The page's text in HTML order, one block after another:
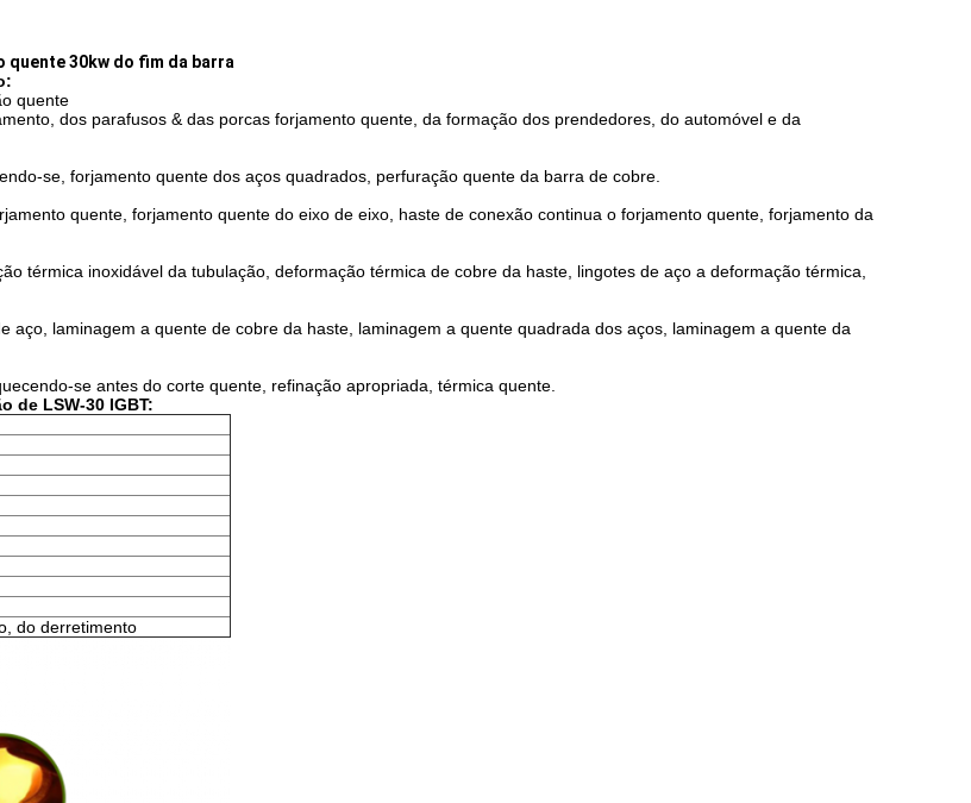
quente 30kw do fim da barra
quente
dos parafusos & das porcas forjamento quente, da formação dos prendedores, do automóvel e da
se, forjamento quente dos aços quadrados, perfuração quente da barra de cobre.
quente, forjamento quente do eixo de eixo, haste de conexão continua o forjamento quente, forjamento da
térmica inoxidável da tubulação, deformação térmica de cobre da haste, lingotes de aço a deformação térmica,
laminagem a quente de cobre da haste, laminagem a quente quadrada dos aços, laminagem a quente da
se antes do corte quente, refinação apropriada, térmica quente.
de LSW-30 IGBT:
do derretimento